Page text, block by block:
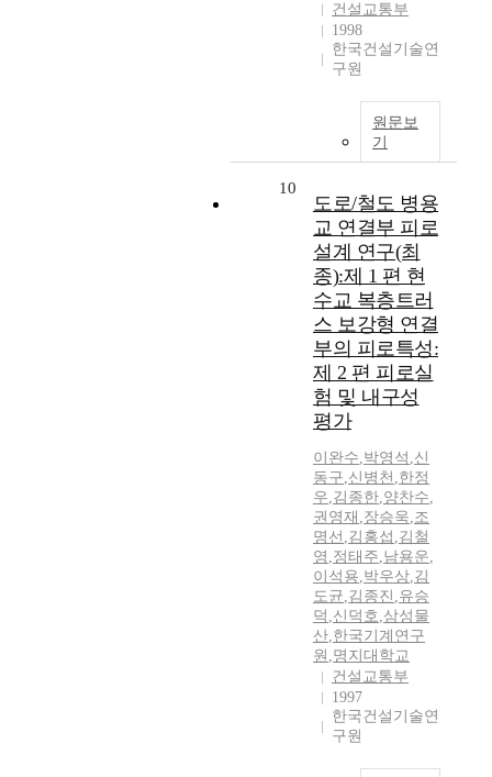
건설교통부
1998
한국건설기술연
구원
원문보
기
10
도로/철도 병용
교 연결부 피로
설계 연구(최
종):제 1 편 현
수교 복층트러
스 보강형 연결
부의 피로특성:
제 2 편 피로실
험 및 내구성
평가
이완수,박영석 ,신
동구,신병천 ,한정
우,김종한,양찬수,
권영재 ,장승욱,조
명선 ,김홍섭 ,김철
영 ,정태주,남용운,
이석용,박우상,김
도균,김종진 ,유승
덕 ,신덕호,삼성물
산,한국기계연구
원 ,명지대학교
건설교통부
1997
한국건설기술연
구원